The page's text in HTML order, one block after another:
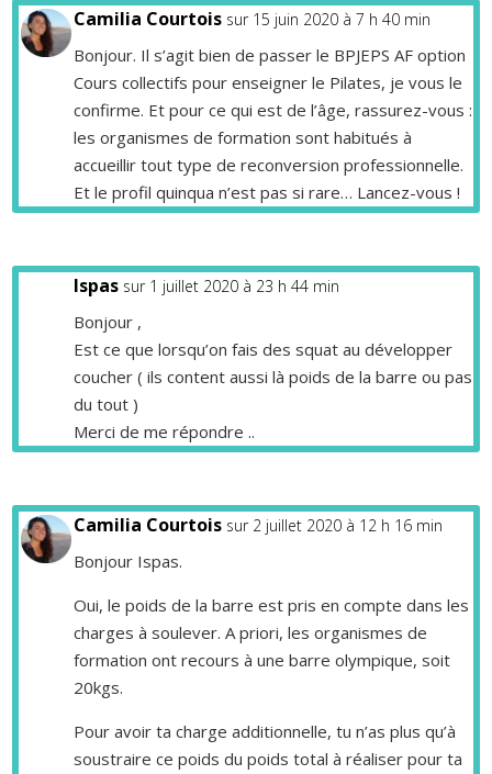
Camilia Courtois sur 15 juin 2020 à 7 h 40 min
Bonjour. Il s’agit bien de passer le BPJEPS AF option
Cours collectifs pour enseigner le Pilates, je vous le
confirme. Et pour ce qui est de l’âge, rassurez-vous :
les organismes de formation sont habitués à
accueillir tout type de reconversion professionnelle.
Et le profil quinqua n’est pas si rare… Lancez-vous !
Ispas sur 1 juillet 2020 à 23 h 44 min
Bonjour ,
Est ce que lorsqu’on fais des squat au développer
coucher ( ils content aussi là poids de la barre ou pas
du tout )
Merci de me répondre ..
Camilia Courtois sur 2 juillet 2020 à 12 h 16 min
Bonjour Ispas.
Oui, le poids de la barre est pris en compte dans les
charges à soulever. A priori, les organismes de
formation ont recours à une barre olympique, soit
20kgs.
Pour avoir ta charge additionnelle, tu n’as plus qu’à
soustraire ce poids du poids total à réaliser pour ta